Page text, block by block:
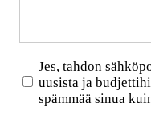
Uutiskirje
Jes, tahdon
uusista ja
spämmää sinua